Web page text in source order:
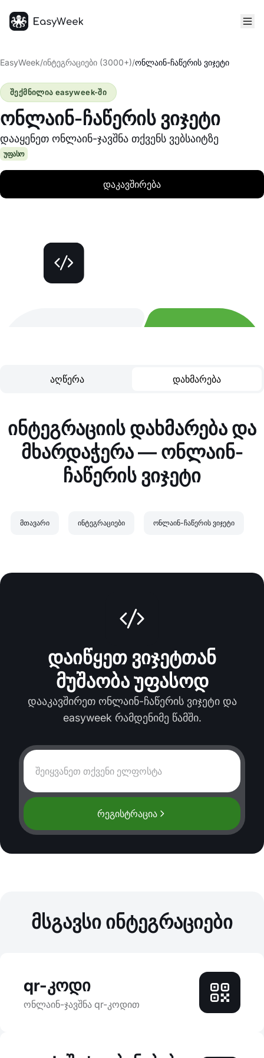
EasyWeek/ინტეგრაციები (3000+)/ონლაინ-ჩაწერის ვიჯეტი
ონლაინ-ჩაწერის ვიჯეტი
დააყენეთ ონლაინ-ჯავშნა თქვენს ვებსაიტზე
შექმნილია easyweek-ში
უფასო
დაკავშირება
აღწერა დახმარება
ინტეგრაციის დახმარება და
მხარდაჭერა — ონლაინ-
ჩაწერის ვიჯეტი
მთავარი ინტეგრაციები ონლაინ-ჩაწერის ვიჯეტი
დაიწყეთ ვიჯეტთან
მუშაობა უფასოდ
დააკავშირეთ ონლაინ-ჩაწერის ვიჯეტი და
easyweek რამდენიმე წამში.
რეგისტრაცია
მსგავსი ინტეგრაციები
qr-კოდი
ონლაინ-ჯავშნა qr-კოდით